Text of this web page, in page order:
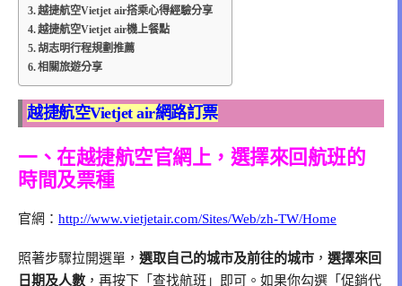
越捷航空Vietjet air搭乘心得經驗分享
越捷航空Vietjet air機上餐點
胡志明行程規劃推薦
相關旅遊分享
越捷航空Vietjet air網路訂票
一、在越捷航空官網上，選擇來回航班的
時間及票種
官網： http://www.vietjetair.com/Sites/Web/zh-TW/Home
照著步驟拉開選單， 選取自己的城市及前往的城市 ， 選擇來回
日期及人數 ，再按下「查找航班」即可。如果你勾選「促銷代